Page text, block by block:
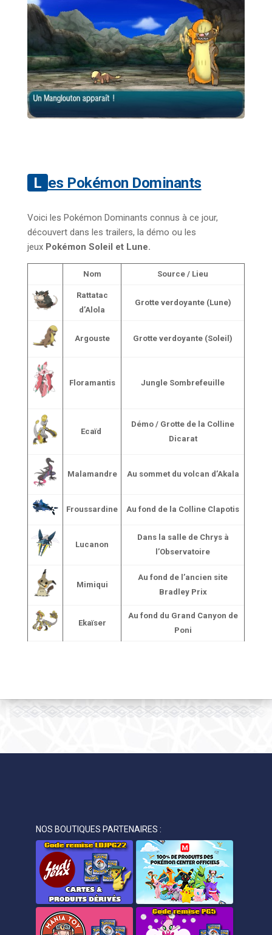
Les Pokémon Dominants
Voici les Pokémon Dominants connus à ce jour,
découvert dans les trailers, la démo ou les
jeux Pokémon Soleil et Lune.
Nom Source / Lieu
Rattatac
d’Alola
Grotte verdoyante (Lune)
Argouste Grotte verdoyante (Soleil)
Floramantis Jungle Sombrefeuille
Ecaïd
Démo / Grotte de la Colline
Dicarat
Malamandre Au sommet du volcan d’Akala
Froussardine Au fond de la Colline Clapotis
Lucanon
Dans la salle de Chrys à
l’Observatoire
Mimiqui
Au fond de l’ancien site
Bradley Prix
Ekaïser
Au fond du Grand Canyon de
Poni
NOS BOUTIQUES PARTENAIRES :